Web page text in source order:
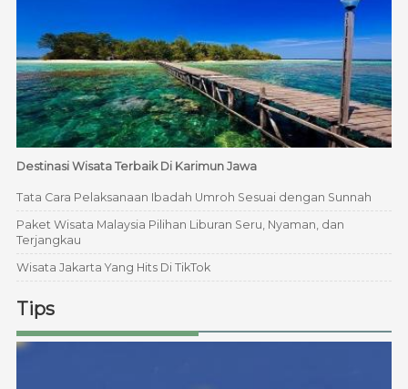
Destinasi Wisata Terbaik Di Karimun Jawa
Tata Cara Pelaksanaan Ibadah Umroh Sesuai dengan Sunnah
Paket Wisata Malaysia Pilihan Liburan Seru, Nyaman, dan
Terjangkau
Wisata Jakarta Yang Hits Di TikTok
Tips